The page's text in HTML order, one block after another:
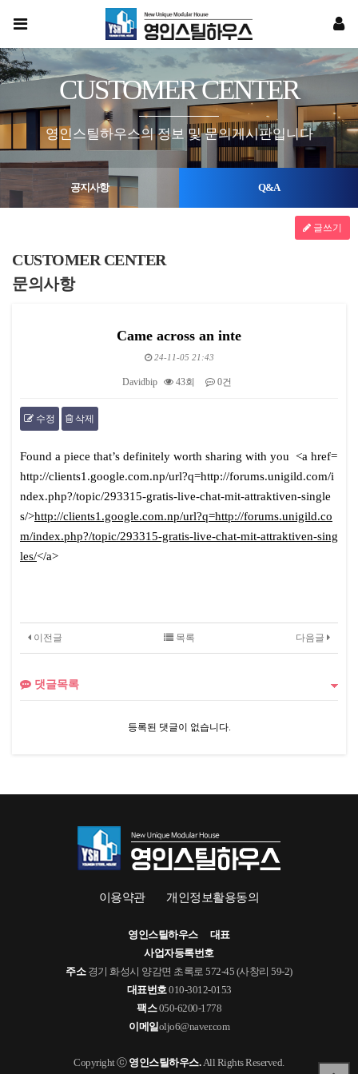
CUSTOMER CENTER
영인스틸하우스의 정보 및 문의게시판입니다
공지사항 Q&A
CUSTOMER CENTER
문의사항
글쓰기
Came across an inte
24-11-05 21:43
Davidbip 43회 0건
수정 삭제
Found a piece that’s definitely worth sharing with you <a href=
http://clients1.google.com.np/url?q=http://forums.unigild.com/i
ndex.php?/topic/293315-gratis-live-chat-mit-attraktiven-single
s/>http://clients1.google.com.np/url?q=http://forums.unigild.co
m/index.php?/topic/293315-gratis-live-chat-mit-attraktiven-sing
les/</a>
이전글 다음글
목록
댓글목록
등록된 댓글이 없습니다.
이용약관 개인정보활용동의
영인스틸하우스
대표
사업자등록번호
주소경기 화성시 양감면 초록로 572-45 (사창리 59-2)
대표번호010-3012-0153
팩스050-6200-1778
이메일oljo6@naver.com
Copyright ⓒ 영인스틸하우스.All Rights Reserved.